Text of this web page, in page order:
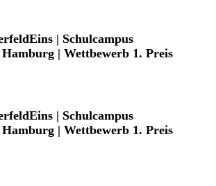
| Schulcampus
Hamburg | Wettbewerb 1. Preis
| Schulcampus
Hamburg | Wettbewerb 1. Preis